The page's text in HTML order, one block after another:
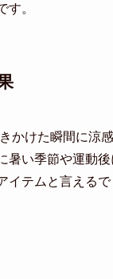
す。
かけた瞬間に涼
暑い季節や運動
テムと言えるで